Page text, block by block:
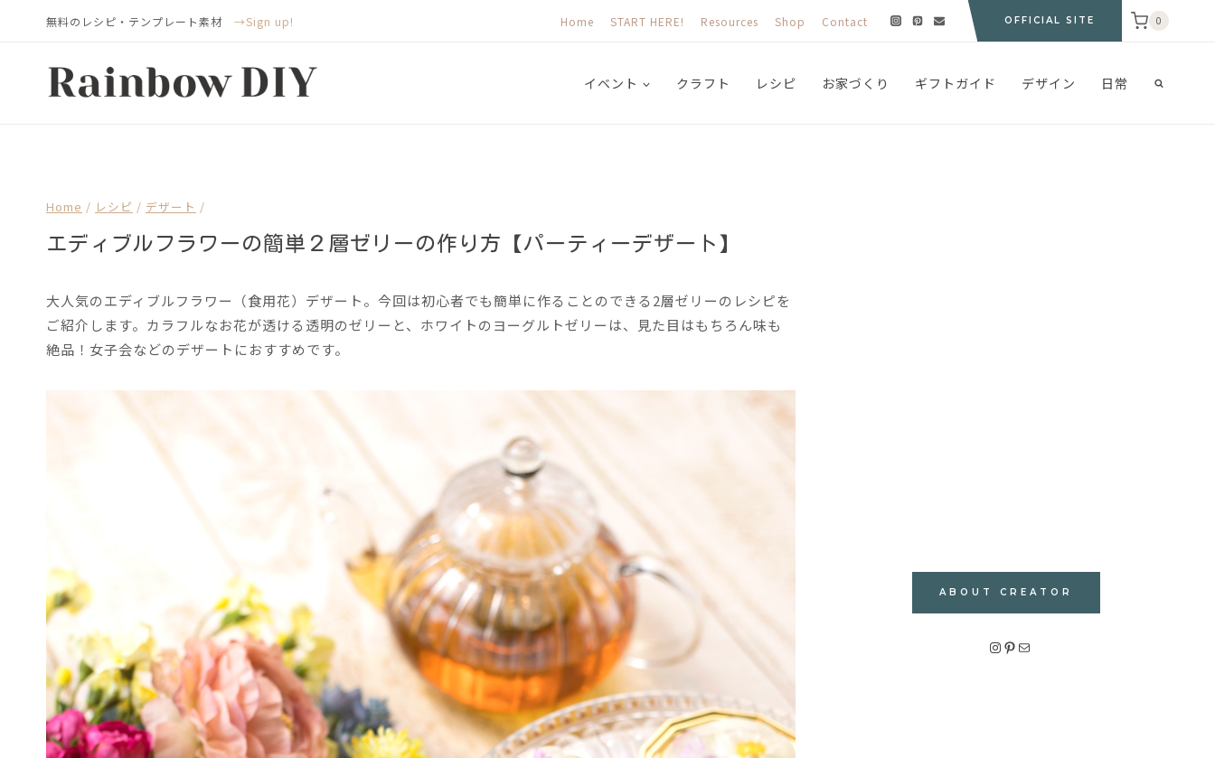
無料のレシピ・テンプレート素材 →Sign up! Home START HERE! Resources Shop Contact OFFICIAL SITE 0
イベント クラフト レシピ お家づくり ギフトガイド デザイン 日常
Home / レシピ / デザート /
エディブルフラワーの簡単２層ゼリーの作り方【パーティーデザート】
大人気のエディブルフラワー（食用花）デザート。今回は初心者でも簡単に作ることのできる2層ゼリーのレシピを
ご紹介します。カラフルなお花が透ける透明のゼリーと、ホワイトのヨーグルトゼリーは、見た目はもちろん味も
絶品！女子会などのデザートにおすすめです。
ABOUT CREATOR
Instagram
Pinterest
メール